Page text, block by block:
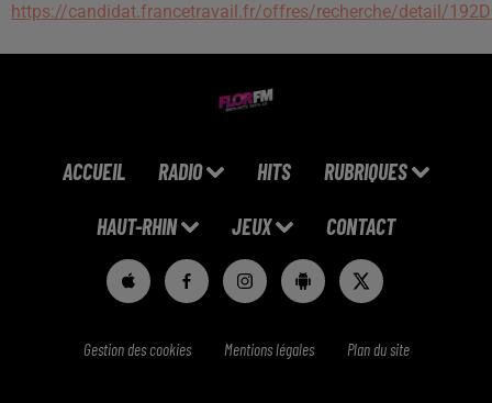
https://candidat.francetravail.fr/offres/recherche/detail/
ACCUEIL RADIO HITS RUBRIQUES
HAUT-RHIN JEUX CONTACT
Gestion des cookies Mentions légales Plan du site